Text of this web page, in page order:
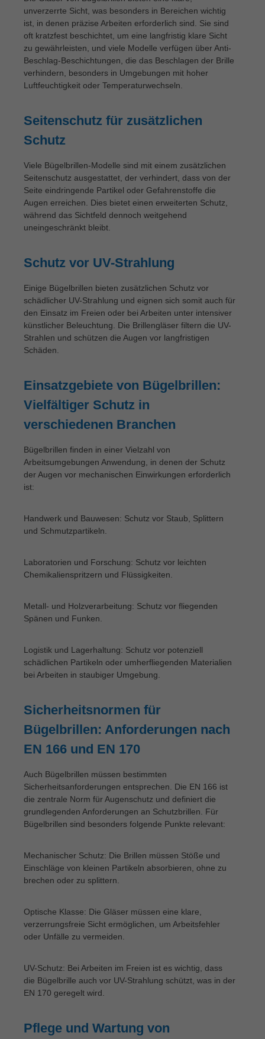
unverzerrte Sicht, was besonders in Bereichen wichtig
ist, in denen präzise Arbeiten erforderlich sind. Sie sind
oft kratzfest beschichtet, um eine langfristig klare Sicht
zu gewährleisten, und viele Modelle verfügen über Anti-
Beschlag-Beschichtungen, die das Beschlagen der Brille
verhindern, besonders in Umgebungen mit hoher
Luftfeuchtigkeit oder Temperaturwechseln.
Seitenschutz für zusätzlichen
Schutz
Viele Bügelbrillen-Modelle sind mit einem zusätzlichen
Seitenschutz ausgestattet, der verhindert, dass von der
Seite eindringende Partikel oder Gefahrenstoffe die
Augen erreichen. Dies bietet einen erweiterten Schutz,
während das Sichtfeld dennoch weitgehend
uneingeschränkt bleibt.
Schutz vor UV-Strahlung
Einige Bügelbrillen bieten zusätzlichen Schutz vor
schädlicher UV-Strahlung und eignen sich somit auch für
den Einsatz im Freien oder bei Arbeiten unter intensiver
künstlicher Beleuchtung. Die Brillengläser filtern die UV-
Strahlen und schützen die Augen vor langfristigen
Schäden.
Einsatzgebiete von Bügelbrillen:
Vielfältiger Schutz in
verschiedenen Branchen
Bügelbrillen finden in einer Vielzahl von
Arbeitsumgebungen Anwendung, in denen der Schutz
der Augen vor mechanischen Einwirkungen erforderlich
ist:
Handwerk und Bauwesen: Schutz vor Staub, Splittern
und Schmutzpartikeln.
Laboratorien und Forschung: Schutz vor leichten
Chemikalienspritzern und Flüssigkeiten.
Metall- und Holzverarbeitung: Schutz vor fliegenden
Spänen und Funken.
Logistik und Lagerhaltung: Schutz vor potenziell
schädlichen Partikeln oder umherfliegenden Materialien
bei Arbeiten in staubiger Umgebung.
Sicherheitsnormen für
Bügelbrillen: Anforderungen nach
EN 166 und EN 170
Auch Bügelbrillen müssen bestimmten
Sicherheitsanforderungen entsprechen. Die EN 166 ist
die zentrale Norm für Augenschutz und definiert die
grundlegenden Anforderungen an Schutzbrillen. Für
Bügelbrillen sind besonders folgende Punkte relevant:
Mechanischer Schutz: Die Brillen müssen Stöße und
Einschläge von kleinen Partikeln absorbieren, ohne zu
brechen oder zu splittern.
Optische Klasse: Die Gläser müssen eine klare,
verzerrungsfreie Sicht ermöglichen, um Arbeitsfehler
oder Unfälle zu vermeiden.
UV-Schutz: Bei Arbeiten im Freien ist es wichtig, dass
die Bügelbrille auch vor UV-Strahlung schützt, was in der
EN 170 geregelt wird.
Pflege und Wartung von